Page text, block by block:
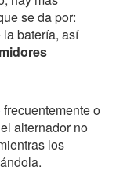
se da por:
batería, así
frecuentemente o
alternador no
los